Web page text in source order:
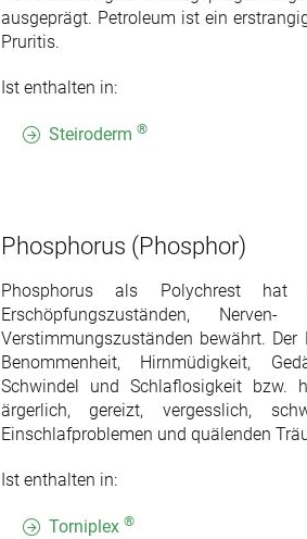
ausgeprägt. Petroleum ist ein
Pruritis.
Ist enthalten in:
Steiroderm ®
Phosphorus (Phosphor)
Phosphorus als Polychrest hat
Erschöpfungszuständen,
Verstimmungszuständen bewährt.
Benommenheit, Hirnmüdigkeit,
Schwindel und Schlaflosigkeit bzw.
ärgerlich, gereizt, vergesslich,
Einschlafproblemen und quälenden
Ist enthalten in:
Torniplex ®